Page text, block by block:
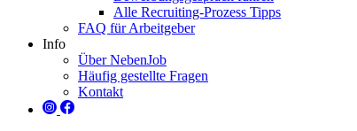
Alle Recruiting-Prozess Tipps
FAQ für Arbeitgeber
Info
Über NebenJob
Häufig gestellte Fragen
Kontakt